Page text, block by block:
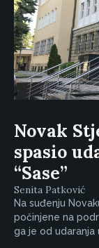
Novak
spasio
“Sase”
Senita Patković
Na suđenju
počinjene na
ga je od udaranja